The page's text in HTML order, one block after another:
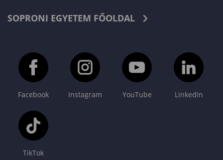
SOPRONI EGYETEM FŐOLDAL
Facebook Instagram YouTube LinkedIn
TikTok